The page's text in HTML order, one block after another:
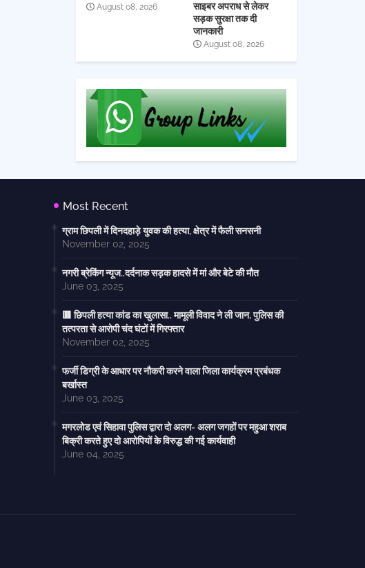
August 08, 2026
साइबर अपराध से लेकर
सड़क सुरक्षा तक दी
जानकारी
August 08, 2026
Most Recent
ग्राम छिपली में दिनदहाड़े युवक की हत्या, क्षेत्र में फैली सनसनी
November 02, 2025
नगरी ब्रेकिंग न्यूज..दर्दनाक सड़क हादसे में मां और बेटे की मौत
June 03, 2025
🟥 छिपली हत्या कांड का खुलासा.. मामूली विवाद ने ली जान, पुलिस की
तत्परता से आरोपी चंद घंटों में गिरफ्तार
November 02, 2025
फर्जी डिग्री के आधार पर नौकरी करने वाला जिला कार्यक्रम प्रबंधक
बर्खास्त
June 03, 2025
मगरलोड एवं सिहावा पुलिस द्वारा दो अलग- अलग जगहों पर महुआ शराब
बिक्री करते हुए दो आरोपियों के विरुद्ध की गई कार्यवाही
June 04, 2025